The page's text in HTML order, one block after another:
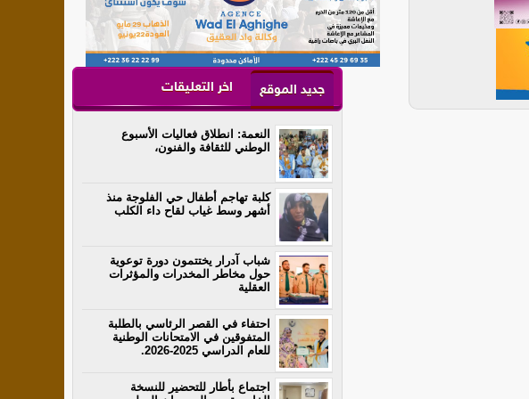
جديد الموقع اخر التعليقات
النعمة: انطلاق فعاليات الأسبوع
الوطني للثقافة والفنون،
كلبة تهاجم أطفال حي الفلوجة منذ
أشهر وسط غياب لقاح داء الكلب
شباب آدرار يختتمون دورة توعوية
حول مخاطر المخدرات والمؤثرات
العقلية
احتفاء في القصر الرئاسي بالطلبة
المتفوقين في الامتحانات الوطنية
للعام الدراسي 2025-2026.
اجتماع بأطار للتحضير للنسخة